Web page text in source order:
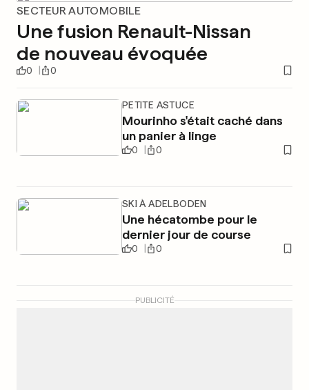
SECTEUR AUTOMOBILE
Une fusion Renault-Nissan
de nouveau évoquée
0 0
PETITE ASTUCE
Mourinho s'était caché dans
un panier à linge
0 0
SKI À ADELBODEN
Une hécatombe pour le
dernier jour de course
0 0
PUBLICITÉ